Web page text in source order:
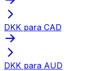
DKK para CAD
DKK para AUD